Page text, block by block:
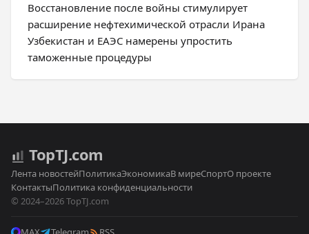
Восстановление после войны стимулирует
расширение нефтехимической отрасли Ирана
Узбекистан и ЕАЭС намерены упростить
таможенные процедуры
TopTJ.com
Лента новостейПолитикаЭкономикаВ миреСпортО проекте
КонтактыПолитика конфиденциальности
© 2024–2026 TopTJ.com